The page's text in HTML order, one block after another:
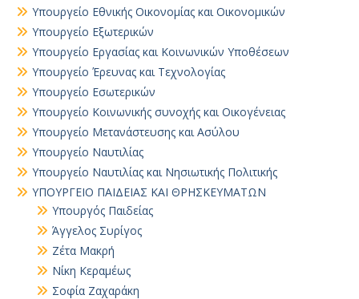
Υπουργείο Εθνικής Οικονομίας και Οικονομικών
Υπουργείο Εξωτερικών
Υπουργείο Εργασίας και Κοινωνικών Υποθέσεων
Υπουργείο Έρευνας και Τεχνολογίας
Υπουργείο Εσωτερικών
Υπουργείο Κοινωνικής συνοχής και Οικογένειας
Υπουργείο Μετανάστευσης και Ασύλου
Υπουργείο Ναυτιλίας
Υπουργείο Ναυτιλίας και Νησιωτικής Πολιτικής
ΥΠΟΥΡΓΕΙΟ ΠΑΙΔΕΙΑΣ ΚΑΙ ΘΡΗΣΚΕΥΜΑΤΩΝ
Yπουργός Παιδείας
Άγγελος Συρίγος
Ζέτα Μακρή
Νίκη Κεραμέως
Σοφία Ζαχαράκη